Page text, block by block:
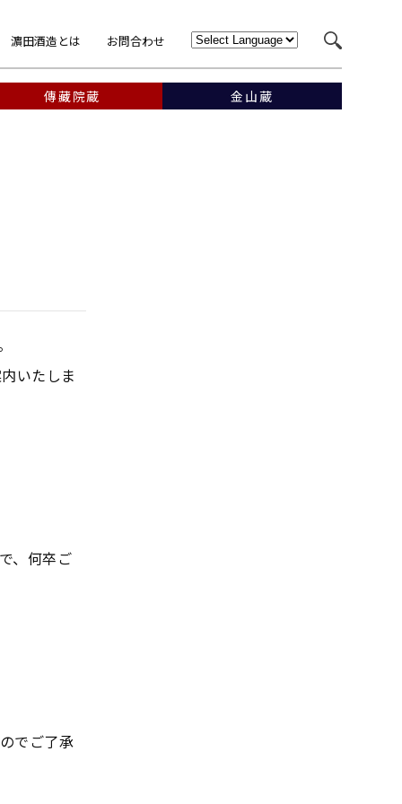
濵田酒造とは お問合わせ
傳藏院蔵 金山蔵
いたしま
、何卒ご
でご了承